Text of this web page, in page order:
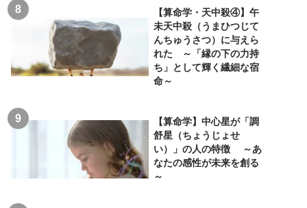
【算命学・天中殺④】午
未天中殺（うまひつじて
んちゅうさつ）に与えら
れた ～「縁の下の力持
ち」として輝く繊細な宿
命～
【算命学】中心星が「調
舒星（ちょうじょせ
い）」の人の特徴 ～あ
なたの感性が未来を創る
～